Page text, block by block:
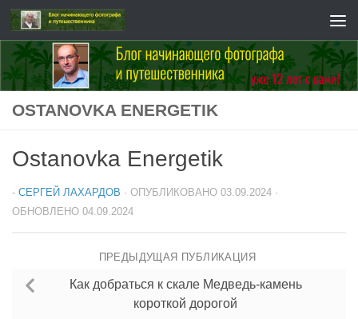
Перейти к содержимому
OSTANOVKA ENERGETIK
Ostanovka Energetik
- СЕРГЕЙ ЛАХАРДОВ · ОПУБЛИКОВАНО 03.09.2024 ·
ОБНОВЛЕНО 04.09.2024
ПРЕДЫДУЩАЯ ПУБЛИКАЦИЯ
Как добраться к скале Медведь-камень
короткой дорогой